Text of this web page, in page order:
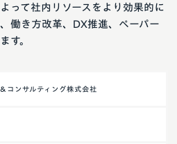
って社内リソースをより効果的に
働き方改革、DX推進、ペーパー
す。
コンサルティング株式会社